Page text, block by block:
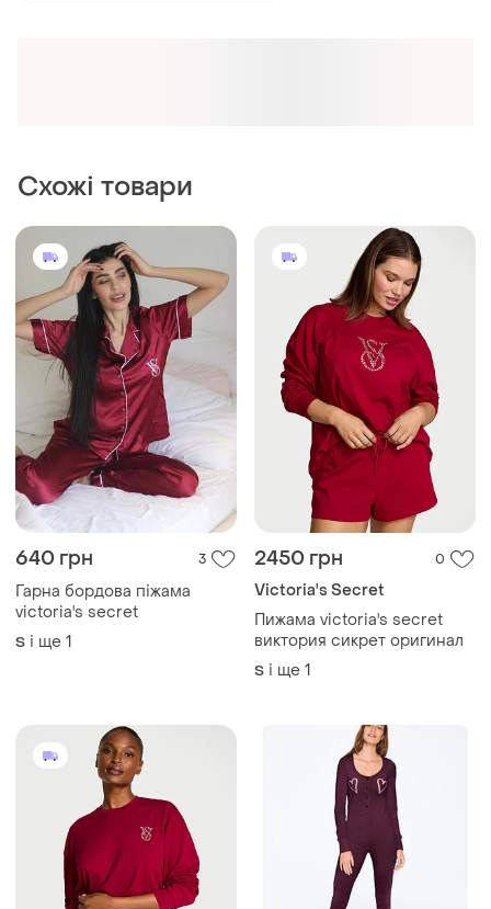
Схожі товари
640 грн 3
Гарна бордова піжама
victoria's secret
S і ще 1
2450 грн 0
Victoria's Secret
Пижама victoria's secret
виктория сикрет оригинал
S і ще 1